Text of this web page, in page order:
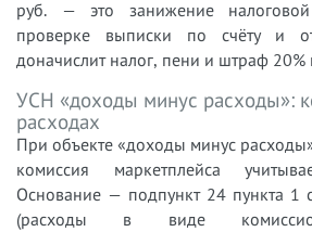
руб. — это занижение
проверке выписки по счёту и
доначислит налог, пени и штраф
УСН «доходы минус расходы»:
расходах
При объекте «доходы минус
комиссия маркетплейса
Основание — подпункт 24 пункта 1
(расходы в виде